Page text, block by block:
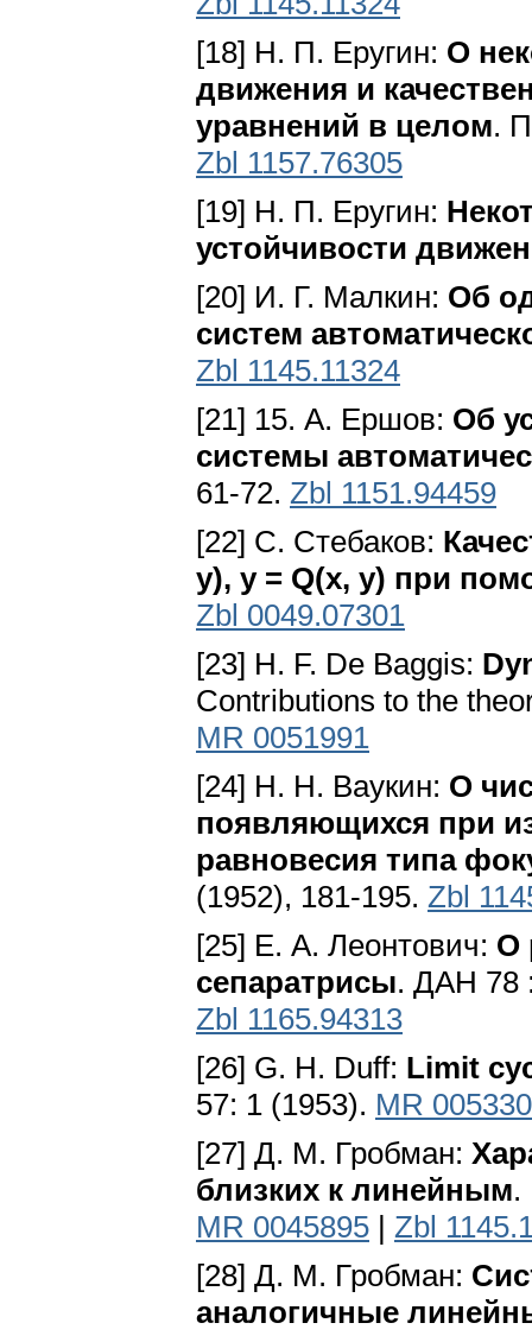
[18] Н. П. Еругин: О
движения и
уравнений в целом.
Zbl 1157.76305
[19] Н. П. Еругин:
устойчивости
[20] И. Г. Малкин: Об
систем
Zbl 1145.11324
[21] 15. А. Ершов: Об
системы
61-72. Zbl 1151.94459
[22] С. Стебаков:
у), у = Q(х, у) при
Zbl 0049.07301
[23] Н. F. De Baggis:
Contributions to the
MR 0051991
[24] H. Н. Ваукин: О
появляющихся при
равновесия типа
(1952), 181-195. Zbl
[25] Е. А. Леонтович: О
сепаратрисы. ДАН 78
Zbl 1165.94313
[26] G. H. Duff: Limit
57: 1 (1953). MR
[27] Д. М. Гробман:
близких к линейным.
MR 0045895 | Zbl
[28] Д. М. Гробман:
аналогичные